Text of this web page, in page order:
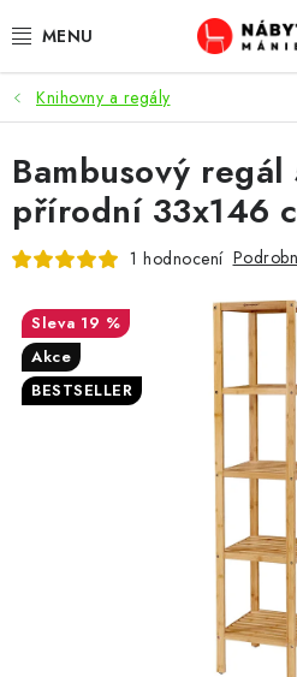
na
OBÝVACÍ POKOJ
KUCHYŇ A JÍDELNA
LOŽNICE
KANCELÁŘ / PRACOVNA
CHOVATELSKÉ POTŘEBY
DOPLŇKY A DEKORACE
Knihovny a regály
Bambusový
přírodní 33x146
1 hodnocení
19 %
Akce
BESTSELLER